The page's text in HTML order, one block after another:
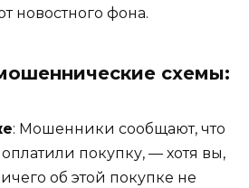
новостного фона.
схемы:
: Мошенники сообщают, что
покупку, — хотя вы,
об этой покупке не